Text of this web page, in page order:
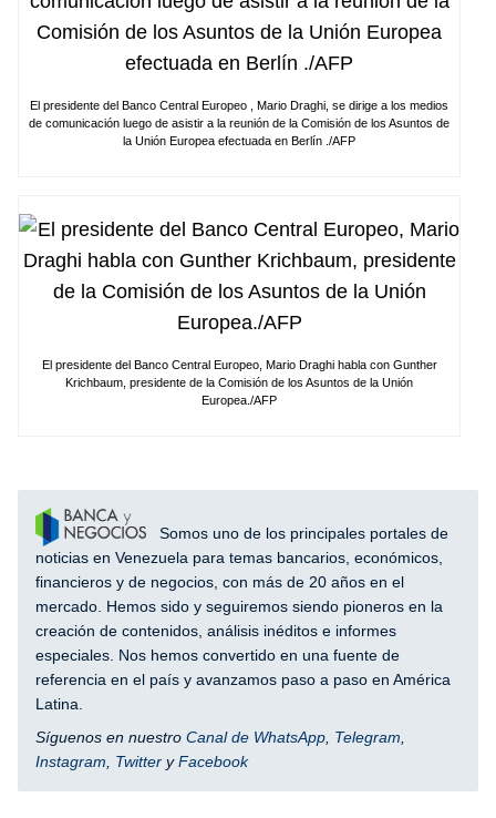
El presidente del Banco Central Europeo , Mario Draghi, se dirige a los medios
de comunicación luego de asistir a la reunión de la Comisión de los Asuntos de
la Unión Europea efectuada en Berlín ./AFP
El presidente del Banco Central Europeo, Mario Draghi habla con Gunther
Krichbaum, presidente de la Comisión de los Asuntos de la Unión
Europea./AFP
Somos uno de los principales portales de
noticias en Venezuela para temas bancarios, económicos,
financieros y de negocios, con más de 20 años en el
mercado. Hemos sido y seguiremos siendo pioneros en la
creación de contenidos, análisis inéditos e informes
especiales. Nos hemos convertido en una fuente de
referencia en el país y avanzamos paso a paso en América
Latina.
Síguenos en nuestro Canal de WhatsApp, Telegram,
Instagram, Twitter yFacebook